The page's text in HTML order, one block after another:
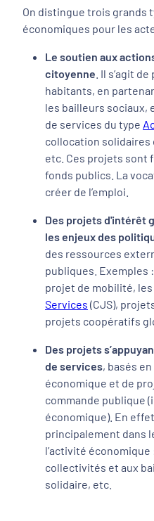
On distingue trois grands
économiques pour les
Le soutien aux
citoyenne . Il s’agit
habitants, en
les bailleurs sociaux,
de services du type
collocation solidaires
etc. Ces projets sont
fonds publics. La
créer de l’emploi.
Des projets d'intérêt
les enjeux des
des ressources
publiques. Exemples
projet de mobilité, les
Services (CJS),
projets coopératifs
Des projets
de services, basés
économique et de
commande publique
économique). En
principalement dans
l’activité
collectivités et aux
solidaire, etc.